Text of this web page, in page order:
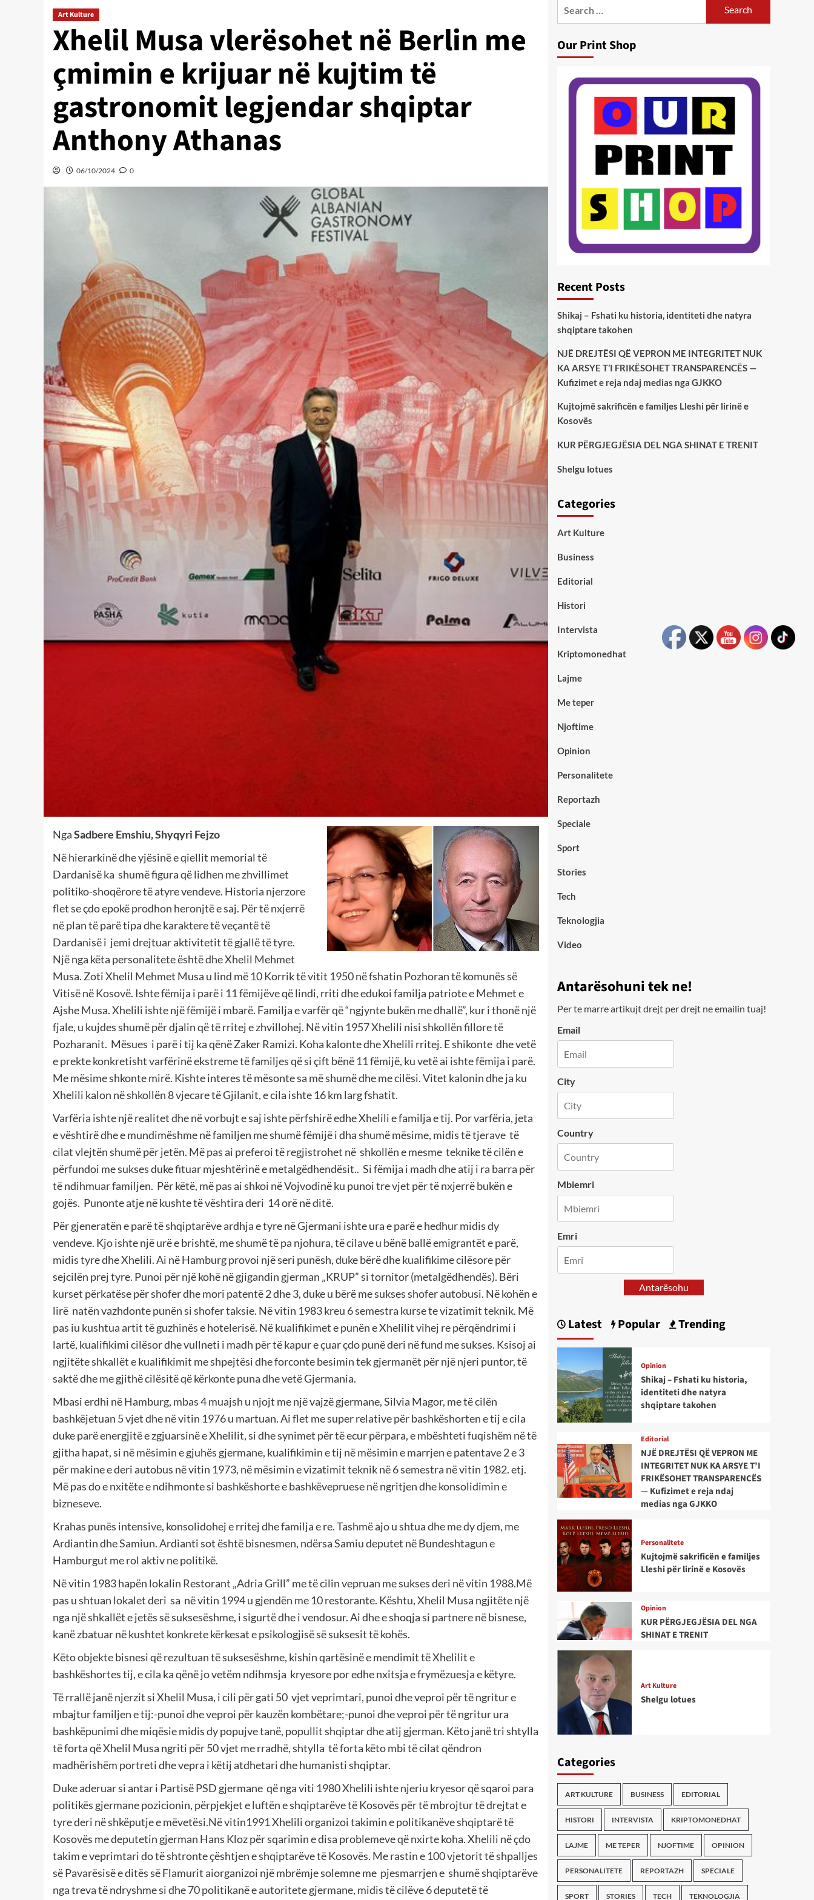
Art Kulture
Xhelil Musa vlerësohet në Berlin me
çmimin e krijuar në kujtim të
gastronomit legjendar shqiptar
Anthony Athanas
06/10/2024 0
NgaSadbere Emshiu, Shyqyri Fejzo
Në hierarkinë dhe yjësinë e qiellit memorial të
Dardanisë ka shumë figura që lidhen me zhvillimet
politiko-shoqërore të atyre vendeve. Historia njerzore
flet se çdo epokë prodhon heronjtë e saj. Për të nxjerrë
në plan të parë tipa dhe karaktere të veçantë të
Dardanisë i jemi drejtuar aktivitetit të gjallë të tyre.
Një nga këta personalitete është dhe Xhelil Mehmet
Musa. Zoti Xhelil Mehmet Musa u lind më 10 Korrik të vitit 1950 në fshatin Pozhoran të komunës së
Vitisë në Kosovë. Ishte fëmija i parë i 11 fëmijëve që lindi, rriti dhe edukoi familja patriote e Mehmet e
Ajshe Musa. Xhelili ishte një fëmijë i mbarë. Familja e varfër që “ngjynte bukën me dhallë”, kur i thonë një
fjale, u kujdes shumë për djalin që të rritej e zhvillohej. Në vitin 1957 Xhelili nisi shkollën fillore të
Pozharanit. Mësues i parë i tij ka qënë Zaker Ramizi. Koha kalonte dhe Xhelili rritej. E shikonte dhe vetë
e prekte konkretisht varfërinë ekstreme të familjes që si çift bënë 11 fëmijë, ku vetë ai ishte fëmija i parë.
Me mësime shkonte mirë. Kishte interes të mësonte sa më shumë dhe me cilësi. Vitet kalonin dhe ja ku
Xhelili kalon në shkollën 8 vjecare të Gjilanit, e cila ishte 16 km larg fshatit.
Varfëria ishte një realitet dhe në vorbujt e saj ishte përfshirë edhe Xhelili e familja e tij. Por varfëria, jeta
e vështirë dhe e mundimëshme në familjen me shumë fëmijë i dha shumë mësime, midis të tjerave të
cilat vlejtën shumë për jetën. Më pas ai preferoi të regjistrohet në shkollën e mesme teknike të cilën e
përfundoi me sukses duke fituar mjeshtërinë e metalgëdhendësit.. Si fëmija i madh dhe atij i ra barra për
të ndihmuar familjen. Për këtë, më pas ai shkoi në Vojvodinë ku punoi tre vjet për të nxjerrë bukën e
gojës. Punonte atje në kushte të vështira deri 14 orë në ditë.
Për gjeneratën e parë të shqiptarëve ardhja e tyre në Gjermani ishte ura e parë e hedhur midis dy
vendeve. Kjo ishte një urë e brishtë, me shumë të pa njohura, të cilave u bënë ballë emigrantët e parë,
midis tyre dhe Xhelili. Ai në Hamburg provoi një seri punësh, duke bërë dhe kualifikime cilësore për
sejcilën prej tyre. Punoi për një kohë në gjigandin gjerman „KRUP” si tornitor (metalgëdhendës). Bëri
kurset përkatëse për shofer dhe mori patentë 2 dhe 3, duke u bërë me sukses shofer autobusi. Në kohën e
lirë natën vazhdonte punën si shofer taksie. Në vitin 1983 kreu 6 semestra kurse te vizatimit teknik. Më
pas iu kushtua artit të guzhinës e hotelerisë. Në kualifikimet e punën e Xhelilit vihej re përqëndrimi i
lartë, kualifikimi cilësor dhe vullneti i madh për të kapur e çuar çdo punë deri në fund me sukses. Ksisoj ai
ngjitëte shkallët e kualifikimit me shpejtësi dhe forconte besimin tek gjermanët për një njeri puntor, të
saktë dhe me gjithë cilësitë që kërkonte puna dhe vetë Gjermania.
Mbasi erdhi në Hamburg, mbas 4 muajsh u njojt me një vajzë gjermane, Silvia Magor, me të cilën
bashkëjetuan 5 vjet dhe në vitin 1976 u martuan. Ai flet me super relative për bashkëshorten e tij e cila
duke parë energjitë e zgjuarsinë e Xhelilit, si dhe synimet për të ecur përpara, e mbështeti fuqishëm në të
gjitha hapat, si në mësimin e gjuhës gjermane, kualifikimin e tij në mësimin e marrjen e patentave 2 e 3
për makine e deri autobus në vitin 1973, në mësimin e vizatimit teknik në 6 semestra në vitin 1982. etj.
Më pas do e nxitëte e ndihmonte si bashkëshorte e bashkëvepruese në ngritjen dhe konsolidimin e
bizneseve.
Krahas punës intensive, konsolidohej e rritej dhe familja e re. Tashmë ajo u shtua dhe me dy djem, me
Ardiantin dhe Samiun. Ardianti sot është bisnesmen, ndërsa Samiu deputet në Bundeshtagun e
Hamburgut me rol aktiv ne politikë.
Në vitin 1983 hapën lokalin Restorant „Adria Grill” me të cilin vepruan me sukses deri në vitin 1988.Më
pas u shtuan lokalet deri sa në vitin 1994 u gjendën me 10 restorante. Kështu, Xhelil Musa ngjitëte një
nga një shkallët e jetës së suksesëshme, i sigurtë dhe i vendosur. Ai dhe e shoqja si partnere në bisnese,
kanë zbatuar në kushtet konkrete kërkesat e psikologjisë së suksesit të kohës.
Këto objekte bisnesi që rezultuan të suksesëshme, kishin qartësinë e mendimit të Xhelilit e
bashkëshortes tij, e cila ka qënë jo vetëm ndihmsja kryesore por edhe nxitsja e frymëzuesja e këtyre.
Të rrallë janë njerzit si Xhelil Musa, i cili për gati 50 vjet veprimtari, punoi dhe veproi për të ngritur e
mbajtur familjen e tij:-punoi dhe veproi për kauzën kombëtare;-punoi dhe veproi për të ngritur ura
bashkëpunimi dhe miqësie midis dy popujve tanë, popullit shqiptar dhe atij gjerman. Këto janë tri shtylla
të forta që Xhelil Musa ngriti për 50 vjet me rradhë, shtylla të forta këto mbi të cilat qëndron
madhërishëm portreti dhe vepra i këtij atdhetari dhe humanisti shqiptar.
Duke aderuar si antar i Partisë PSD gjermane që nga viti 1980 Xhelili ishte njeriu kryesor që sqaroi para
politikës gjermane pozicionin, përpjekjet e luftën e shqiptarëve të Kosovës për të mbrojtur të drejtat e
tyre deri në shkëputje e mëvetësi.Në vitin1991 Xhelili organizoi takimin e politikanëve shqiptarë të
Kosovës me deputetin gjerman Hans Kloz për sqarimin e disa problemeve që nxirte koha. Xhelili në çdo
takim e veprimtari do të shtronte çështjen e shqiptarëve të Kosovës. Me rastin e 100 vjetorit të shpalljes
së Pavarësisë e ditës së Flamurit aiorganizoi një mbrëmje solemne me pjesmarrjen e shumë shqiptarëve
nga treva të ndryshme si dhe 70 politikanë e autoritete gjermane, midis të cilëve 6 deputetë të
Our Print Shop
Recent Posts
Shikaj – Fshati ku historia, identiteti dhe natyra
shqiptare takohen
NJË DREJTËSI QË VEPRON ME INTEGRITET NUK
KA ARSYE T’I FRIKËSOHET TRANSPARENCËS —
Kufizimet e reja ndaj medias nga GJKKO
Kujtojmë sakrificën e familjes Lleshi për lirinë e
Kosovës
KUR PËRGJEGJËSIA DEL NGA SHINAT E TRENIT
Shelgu lotues
Categories
Art Kulture
Business
Editorial
Histori
Intervista
Kriptomonedhat
Lajme
Me teper
Njoftime
Opinion
Personalitete
Reportazh
Speciale
Sport
Stories
Tech
Teknologjia
Video
Antarësohuni tek ne!
Per te marre artikujt drejt per drejt ne emailin tuaj!
Email
City
Country
Mbiemri
Emri
Antarësohu
Latest Popular Trending
Opinion
Shikaj – Fshati ku historia,
identiteti dhe natyra
shqiptare takohen
Editorial
NJË DREJTËSI QË VEPRON ME
INTEGRITET NUK KA ARSYE T’I
FRIKËSOHET TRANSPARENCËS
— Kufizimet e reja ndaj
medias nga GJKKO
Personalitete
Kujtojmë sakrificën e familjes
Lleshi për lirinë e Kosovës
Opinion
KUR PËRGJEGJËSIA DEL NGA
SHINAT E TRENIT
Art Kulture
Shelgu lotues
Categories
ART KULTURE BUSINESS EDITORIAL
HISTORI INTERVISTA KRIPTOMONEDHAT
LAJME ME TEPER NJOFTIME OPINION
PERSONALITETE REPORTAZH SPECIALE
SPORT STORIES TECH TEKNOLOGJIA